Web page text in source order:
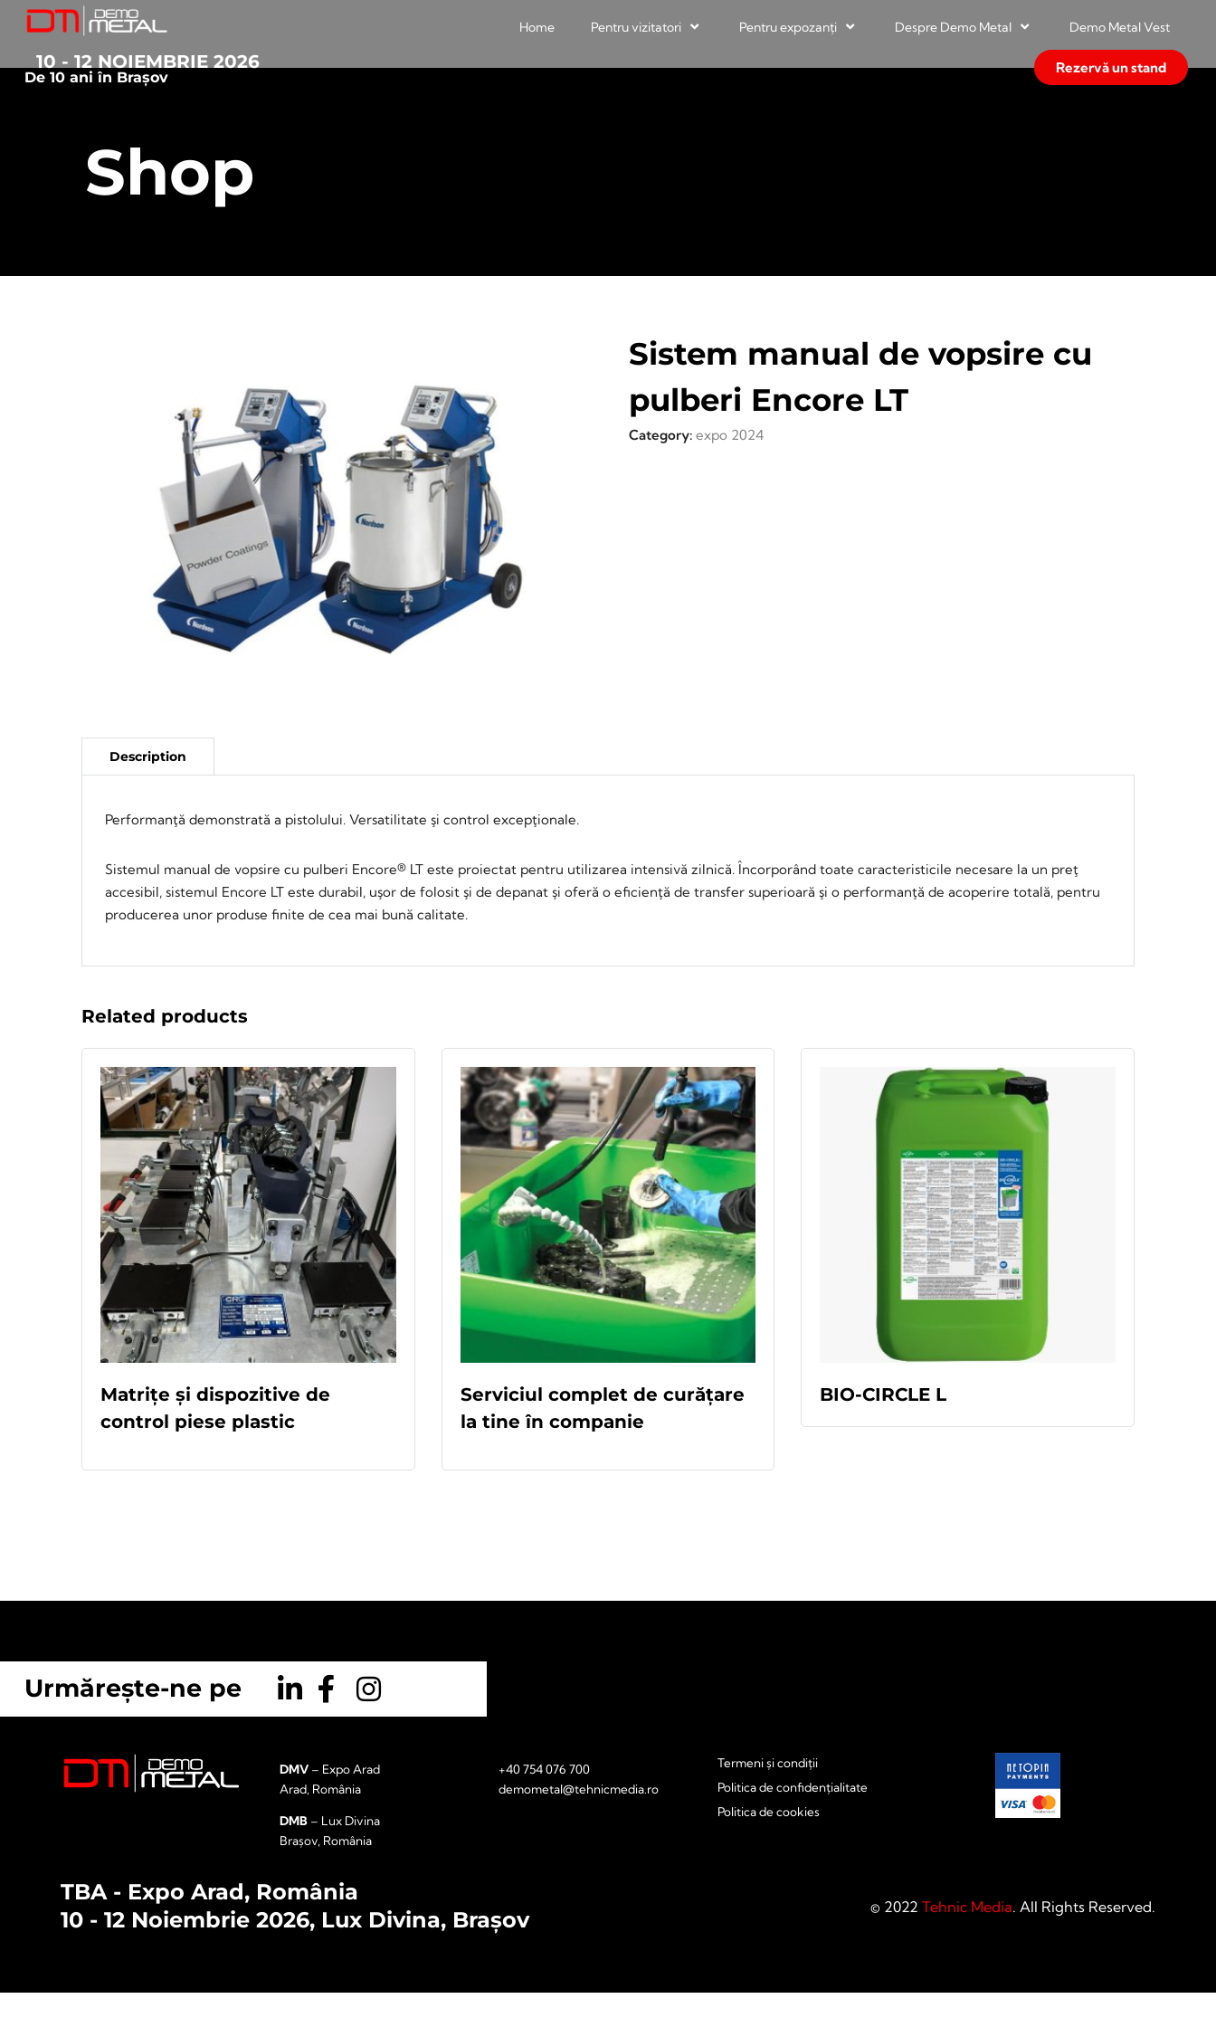
10 - 12 NOIEMBRIE 2026
De 10 ani în Brașov
Home Pentru vizitatori Pentru expozanți Despre Demo Metal Demo Metal Vest
Rezervă un stand
Shop
Sistem manual de vopsire cu
pulberi Encore LT
Category:expo 2024
Performanţă demonstrată a pistolului. Versatilitate şi control excepţionale.
Sistemul manual de vopsire cu pulberi Encore® LT este proiectat pentru utilizarea intensivă zilnică. Încorporând toate caracteristicile necesare la un preţ
accesibil, sistemul Encore LT este durabil, uşor de folosit şi de depanat şi oferă o eficienţă de transfer superioară şi o performanţă de acoperire totală, pentru
producerea unor produse finite de cea mai bună calitate.
Related products
Matrițe și dispozitive de
control piese plastic
Serviciul complet de curățare
la tine în companie
BIO-CIRCLE L
Urmărește-ne pe
DMV – Expo Arad
Arad, România
DMB – Lux Divina
Brașov, România
+40 754 076 700
demometal@tehnicmedia.ro
Termeni și condiții
Politica de confidențialitate
Politica de cookies
TBA - Expo Arad, România
10 - 12 Noiembrie 2026, Lux Divina, Brașov
© 2022 Tehnic Media. All Rights Reserved.